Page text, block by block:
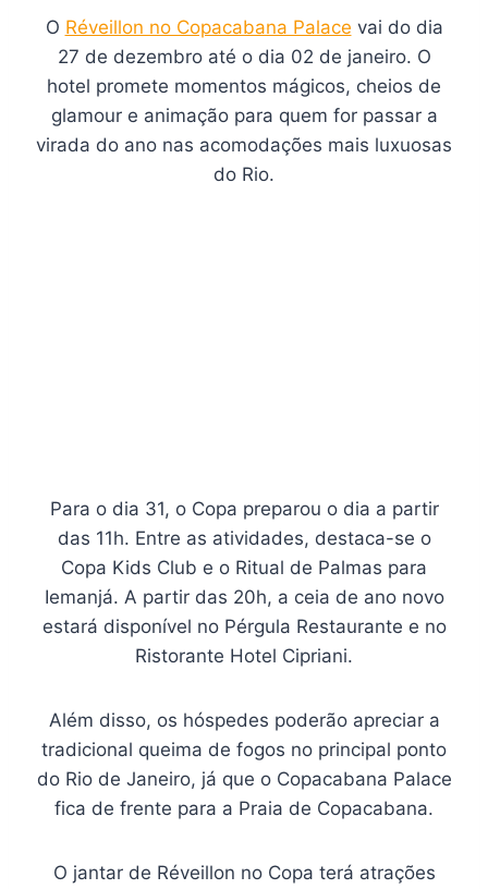
O Réveillon no Copacabana Palace vai do dia
27 de dezembro até o dia 02 de janeiro. O
hotel promete momentos mágicos, cheios de
glamour e animação para quem for passar a
virada do ano nas acomodações mais luxuosas
do Rio.
Para o dia 31, o Copa preparou o dia a partir
das 11h. Entre as atividades, destaca-se o
Copa Kids Club e o Ritual de Palmas para
Iemanjá. A partir das 20h, a ceia de ano novo
estará disponível no Pérgula Restaurante e no
Ristorante Hotel Cipriani.
Além disso, os hóspedes poderão apreciar a
tradicional queima de fogos no principal ponto
do Rio de Janeiro, já que o Copacabana Palace
fica de frente para a Praia de Copacabana.
O jantar de Réveillon no Copa terá atrações